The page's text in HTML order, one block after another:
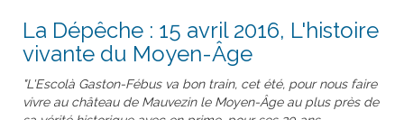
La Dépêche : 15 avril 2016, L'histoire
vivante du Moyen-Âge
"L'Escolà Gaston-Fébus va bon train, cet été, pour nous faire
vivre au château de Mauvezin le Moyen-Âge au plus près de